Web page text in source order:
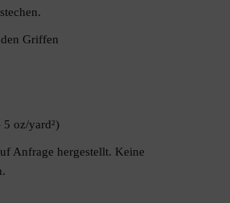
Griffen
oz/yard²)
Anfrage hergestellt. Keine